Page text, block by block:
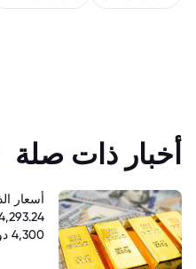
أخبار ذات صلة
4,300 دولار؟